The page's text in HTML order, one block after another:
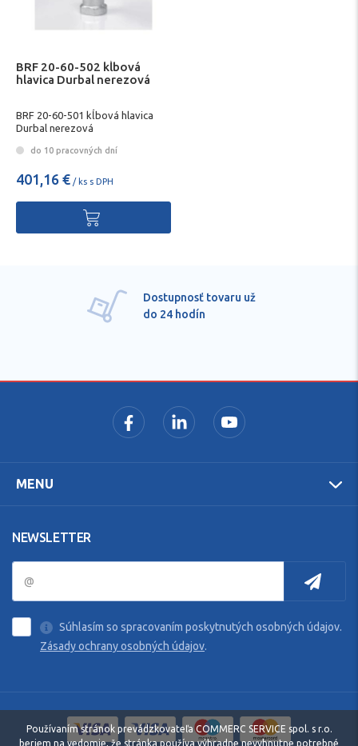
BRF 20-60-502 kĺbová
hlavica Durbal nerezová
BRF 20-60-501 kĺbová hlavica
Durbal nerezová
do 10 pracovných dní
401,16 € / ks s DPH
Dostupnosť tovaru už
do 24 hodín
MENU
NEWSLETTER
Súhlasím so spracovaním poskytnutých osobných údajov.
Zásady ochrany osobných údajov.
Používaním stránok prevádzkovateľa COMMERC SERVICE spol. s r.o.
beriem na vedomie, že stránka používa výhradne nevyhnutne potrebné